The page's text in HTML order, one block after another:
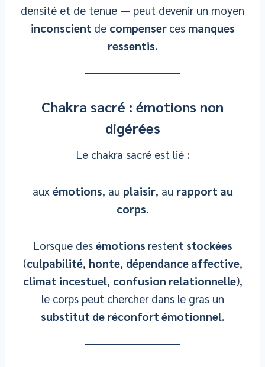
densité et de tenue — peut devenir un moyen
inconscient de compenser ces manques
ressentis.
Chakra sacré : émotions non
digérées
Le chakra sacré est lié :
aux émotions, au plaisir, au rapport au
corps.
Lorsque des émotions restent stockées
(culpabilité, honte, dépendance affective,
climat incestuel, confusion relationnelle),
le corps peut chercher dans le gras un
substitut de réconfort émotionnel.